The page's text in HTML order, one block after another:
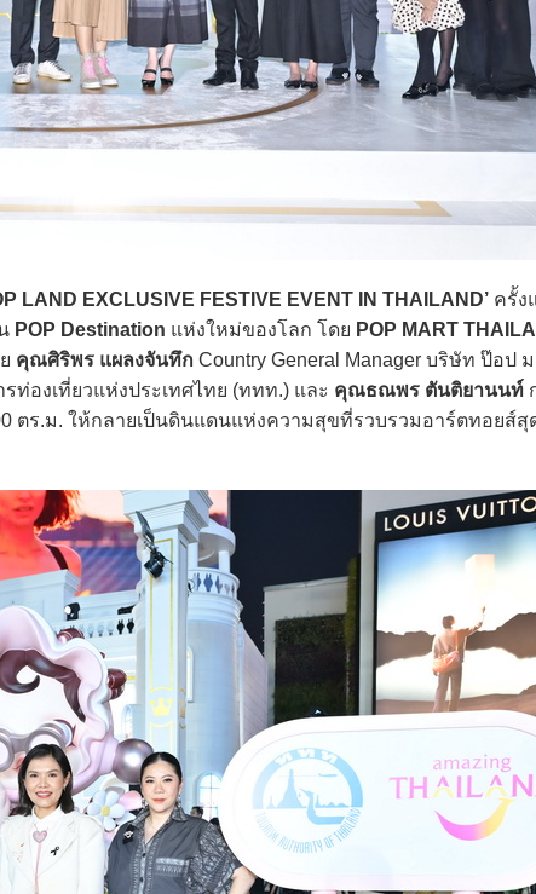
LAND EXCLUSIVE FESTIVE EVENT IN THAILAND’ ครั้ง
POP Destination แห่งใหม่ของโลก โดย POP MART
คุณศิริพร แผลงจันทึก Country General Manager บริษัท ป๊อป
รท่องเที่ยวแห่งประเทศไทย (ททท.) และ คุณธณพร ตันติยานนท์
ตร.ม. ให้กลายเป็นดินแดนแห่งความสุขที่รวบรวมอาร์ตทอยส์สุ